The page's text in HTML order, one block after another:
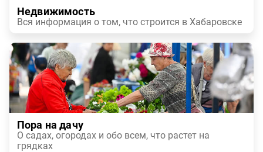
Недвижимость
Вся информация о том, что строится в Хабаровске
Пора на дачу
О садах, огородах и обо всем, что растет на
грядках